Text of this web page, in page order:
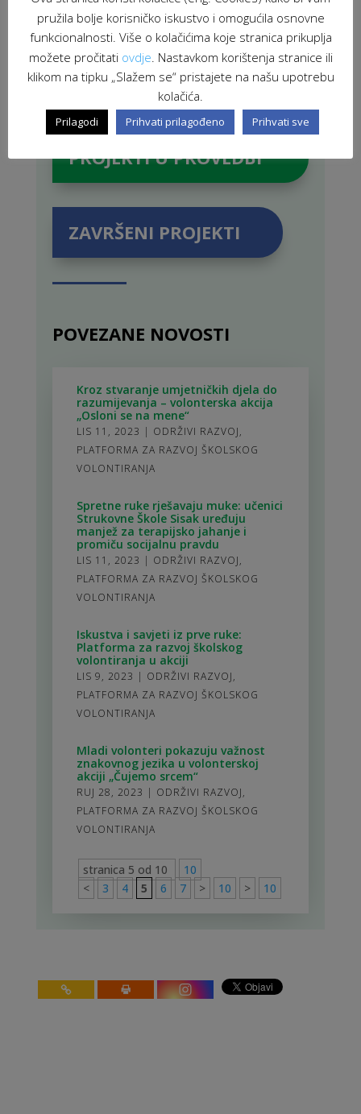
PROJEKTI U PROVEDBI
ZAVRŠENI PROJEKTI
POVEZANE NOVOSTI
Kroz stvaranje umjetničkih djela do
razumijevanja – volonterska akcija
„Osloni se na mene“
LIS 11, 2023 | ODRŽIVI RAZVOJ,
PLATFORMA ZA RAZVOJ ŠKOLSKOG
VOLONTIRANJA
Spretne ruke rješavaju muke: učenici
Strukovne Škole Sisak uređuju
manjež za terapijsko jahanje i
promiču socijalnu pravdu
LIS 11, 2023 | ODRŽIVI RAZVOJ,
PLATFORMA ZA RAZVOJ ŠKOLSKOG
VOLONTIRANJA
Iskustva i savjeti iz prve ruke:
Platforma za razvoj školskog
volontiranja u akciji
LIS 9, 2023 | ODRŽIVI RAZVOJ,
PLATFORMA ZA RAZVOJ ŠKOLSKOG
VOLONTIRANJA
Mladi volonteri pokazuju važnost
znakovnog jezika u volonterskoj
akciji „Čujemo srcem“
RUJ 28, 2023 | ODRŽIVI RAZVOJ,
PLATFORMA ZA RAZVOJ ŠKOLSKOG
VOLONTIRANJA
stranica 5 od 10
10
<
3 4 5 6 7 > 10 > 10
pružila bolje korisničko iskustvo i omogućila osnovne
funkcionalnosti. Više o kolačićima koje stranica prikuplja
možete pročitati ovdje . Nastavkom korištenja stranice ili
klikom na tipku „Slažem se“ pristajete na našu upotrebu
kolačića.
Prilagodi Prihvati prilagođeno Prihvati sve